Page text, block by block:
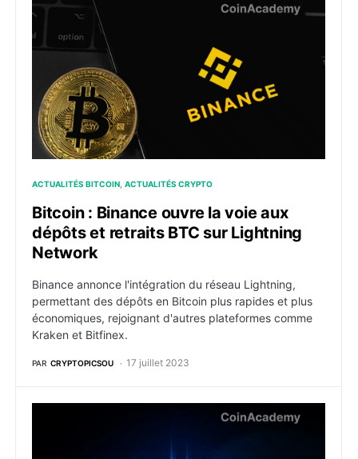
Bitcoin : Binance ouvre la voie aux dépôts et retraits
ACTUALITÉS BITCOIN ACTUALITÉS CRYPTO
Bitcoin : Binance ouvre la voie aux
dépôts et retraits BTC sur Lightning
Network
Binance annonce l'intégration du réseau Lightning,
permettant des dépôts en Bitcoin plus rapides et plus
économiques, rejoignant d'autres plateformes comme
Kraken et Bitfinex.
PAR CRYPTOPICSOU 17 juillet 2023
Bitcoin : Binance met en place des nœuds Lightning